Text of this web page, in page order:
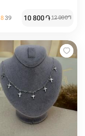
39 10 800֏12 000֏